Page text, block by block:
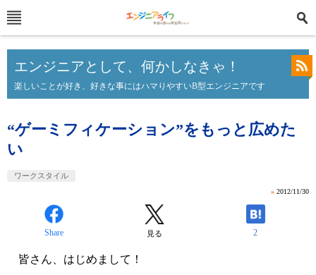
エンジニアとして、何かしなきゃ！
楽しいことが好き、好きな事にはハマりやすいB型エンジニアです
“ゲーミフィケーション”をもっと広めた
い
ワークスタイル
» 2012/11/30
Share 見る 2
皆さん、はじめまして！